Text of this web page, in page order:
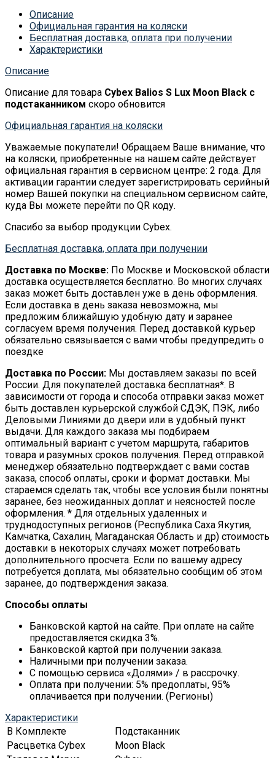
Описание
Официальная гарантия на коляски
Бесплатная доставка, оплата при получении
Характеристики
Описание
Описание для товара Cybex Balios S Lux Moon Black с
подстаканником скоро обновится
Официальная гарантия на коляски
Уважаемые покупатели! Обращаем Ваше внимание, что
на коляски, приобретенные на нашем сайте действует
официальная гарантия в сервисном центре: 2 года. Для
активации гарантии следует зарегистрировать серийный
номер Вашей покупки на специальном сервисном сайте,
куда Вы можете перейти по QR коду.
Спасибо за выбор продукции Cybex.
Бесплатная доставка, оплата при получении
Доставка по Москве: По Москве и Московской области
доставка осуществляется бесплатно. Во многих случаях
заказ может быть доставлен уже в день оформления.
Если доставка в день заказа невозможна, мы
предложим ближайшую удобную дату и заранее
согласуем время получения. Перед доставкой курьер
обязательно связывается с вами чтобы предупредить о
поездке
Доставка по России: Мы доставляем заказы по всей
России. Для покупателей доставка бесплатная*. В
зависимости от города и способа отправки заказ может
быть доставлен курьерской службой СДЭК, ПЭК, либо
Деловыми Линиями до двери или в удобный пункт
выдачи. Для каждого заказа мы подбираем
оптимальный вариант с учетом маршрута, габаритов
товара и разумных сроков получения. Перед отправкой
менеджер обязательно подтверждает с вами состав
заказа, способ оплаты, сроки и формат доставки. Мы
стараемся сделать так, чтобы все условия были понятны
заранее, без неожиданных доплат и неясностей после
оформления. * Для отдельных удаленных и
труднодоступных регионов (Республика Саха Якутия,
Камчатка, Сахалин, Магаданская Область и др) стоимость
доставки в некоторых случаях может потребовать
дополнительного просчета. Если по вашему адресу
потребуется доплата, мы обязательно сообщим об этом
заранее, до подтверждения заказа.
Способы оплаты
Банковской картой на сайте. При оплате на сайте
предоставляется скидка 3%.
Банковской картой при получении заказа.
Наличными при получении заказа.
С помощью сервиса «Долями» / в рассрочку.
Оплата при получении: 5% предоплаты, 95%
оплачивается при получении. (Регионы)
Характеристики
В Комплекте
Подстаканник
Расцветка Cybex
Moon Black